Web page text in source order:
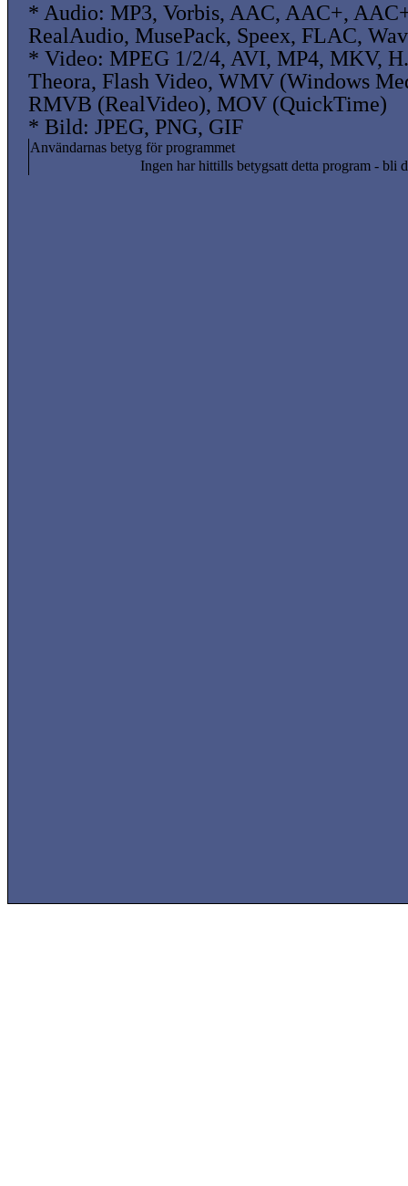
* Audio: MP3, Vorbis, AAC, AAC+,
RealAudio, MusePack, Speex, FLAC,
* Video: MPEG 1/2/4, AVI, MP4, MKV,
Theora, Flash Video, WMV (Windows
RMVB (RealVideo), MOV (QuickTime)
* Bild: JPEG, PNG, GIF
Användarnas betyg för programmet
Ingen har hittills betygsatt detta program - bli